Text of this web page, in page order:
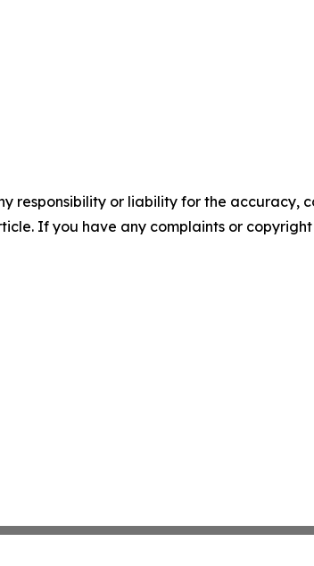
responsibility or liability for the accuracy,
If you have any complaints or copyright